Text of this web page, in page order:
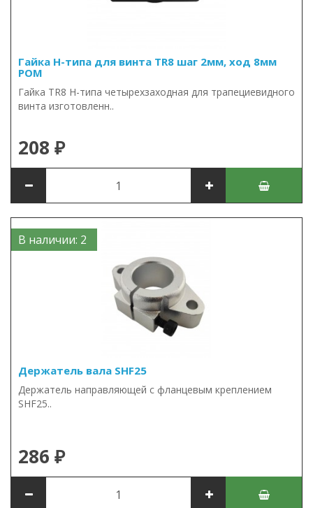
Гайка Н-типа для винта TR8 шаг 2мм, ход 8мм
POM
Гайка TR8 Н-типа четырехзаходная для трапециевидного
винта изготовленн..
208 ₽
В наличии: 2
Держатель вала SHF25
Держатель направляющей с фланцевым креплением
SHF25..
286 ₽